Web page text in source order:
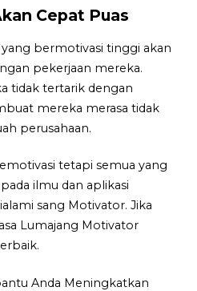
Cepat Puas
bermotivasi tinggi akan
pekerjaan mereka.
tidak tertarik dengan
mereka merasa tidak
perusahaan.
tetapi semua yang
ilmu dan aplikasi
sang Motivator. Jika
Lumajang Motivator
Anda Meningkatkan